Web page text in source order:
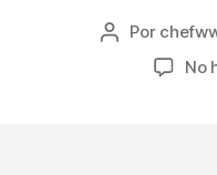
Autor
Por
No